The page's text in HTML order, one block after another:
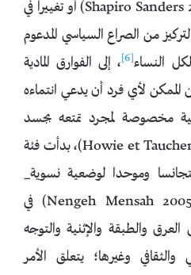
النسوية ” تحولا” (Shapiro Sanders 2004: 50) أو تغييرا في
من الصراع السياسي المدعوم
النساء[6]
، إلى الفوارق المادية
الممكن لأي فرد أن يدعي انتماءه
مخصوصة لمجرد تمتعه بجسد
جنسي معين” (Howie et Tauchert 2004: 41)، بدأت فئة
متجانسا وموحدا لوضعية نسوية_
مفترضة_ مهيمنة” (Nengeh Mensah 2005: 14) في
والطبقة والإثنية والتوجه
وغيرها؛ يتعلق الأمر